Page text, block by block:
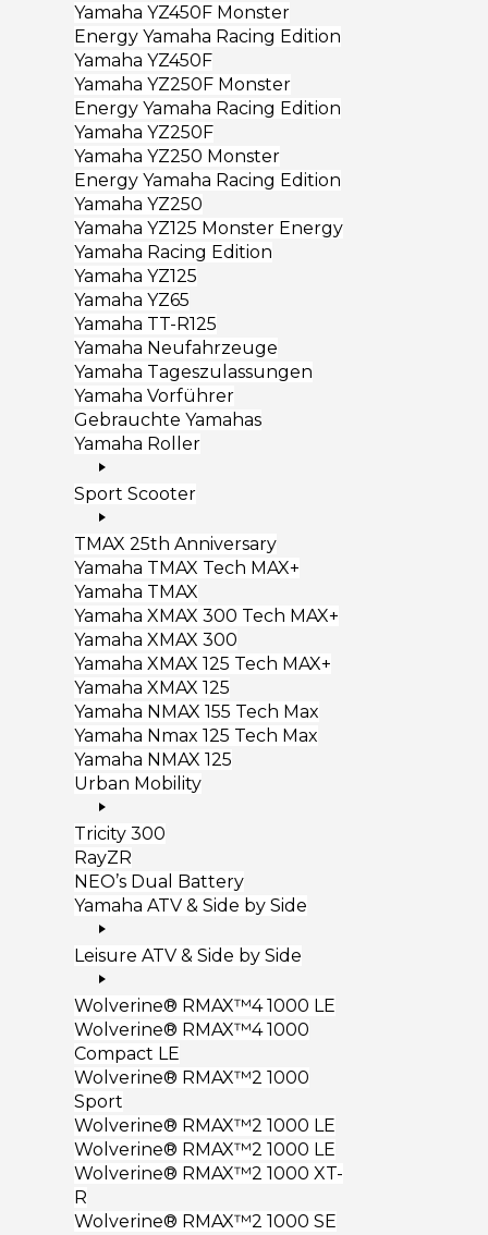
Yamaha YZ450F Monster
Energy Yamaha Racing Edition
Yamaha YZ450F
Yamaha YZ250F Monster
Energy Yamaha Racing Edition
Yamaha YZ250F
Yamaha YZ250 Monster
Energy Yamaha Racing Edition
Yamaha YZ250
Yamaha YZ125 Monster Energy
Yamaha Racing Edition
Yamaha YZ125
Yamaha YZ65
Yamaha TT-R125
Yamaha Neufahrzeuge
Yamaha Tageszulassungen
Yamaha Vorführer
Gebrauchte Yamahas
Yamaha Roller
Sport Scooter
TMAX 25th Anniversary
Yamaha TMAX Tech MAX+
Yamaha TMAX
Yamaha XMAX 300 Tech MAX+
Yamaha XMAX 300
Yamaha XMAX 125 Tech MAX+
Yamaha XMAX 125
Yamaha NMAX 155 Tech Max
Yamaha Nmax 125 Tech Max
Yamaha NMAX 125
Urban Mobility
Tricity 300
RayZR
NEO’s Dual Battery
Yamaha ATV & Side by Side
Leisure ATV & Side by Side
Wolverine® RMAX™4 1000 LE
Wolverine® RMAX™4 1000
Compact LE
Wolverine® RMAX™2 1000
Sport
Wolverine® RMAX™2 1000 LE
Wolverine® RMAX™2 1000 LE
Wolverine® RMAX™2 1000 XT-
R
Wolverine® RMAX™2 1000 SE